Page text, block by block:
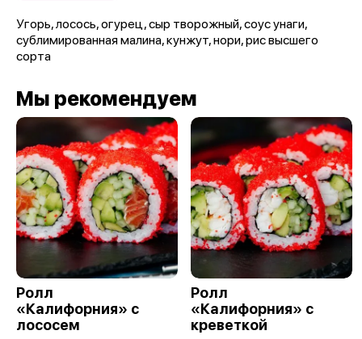
Угорь, лосось, огурец, сыр творожный, соус унаги,
сублимированная малина, кунжут, нори, рис высшего
сорта
Мы рекомендуем
Ролл
«Калифорния» с
лососем
Ролл
«Калифорния» с
креветкой